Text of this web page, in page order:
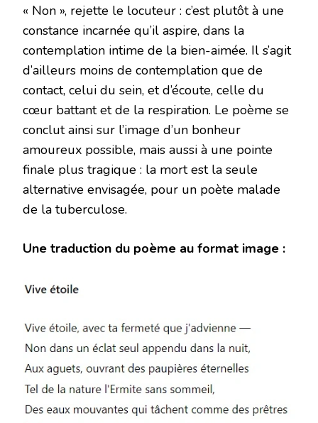
« Non », rejette le locuteur : c’est plutôt à une
constance incarnée qu’il aspire, dans la
contemplation intime de la bien-aimée. Il s’agit
d’ailleurs moins de contemplation que de
contact, celui du sein, et d’écoute, celle du
cœur battant et de la respiration. Le poème se
conclut ainsi sur l’image d’un bonheur
amoureux possible, mais aussi à une pointe
finale plus tragique : la mort est la seule
alternative envisagée, pour un poète malade
de la tuberculose.
Une traduction du poème au format image :